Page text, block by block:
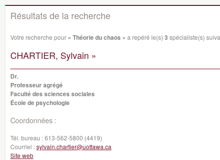
Résultats de la recherche
Votre recherche pour « Théorie du chaos » a repéré le(s) 3 spécialiste(s)
CHARTIER, Sylvain »
Dr.
Professeur agrégé
Faculté des sciences sociales
École de psychologie
Coordonnées :
Tél. bureau :613-562-5800 (4419)
Courriel :sylvain.chartier@uottawa.ca
Site web